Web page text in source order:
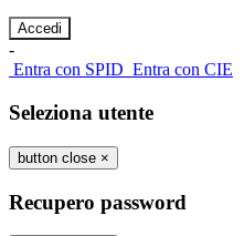
-
Entra con SPID Entra con CIE
Seleziona utente
button close ×
Recupero password